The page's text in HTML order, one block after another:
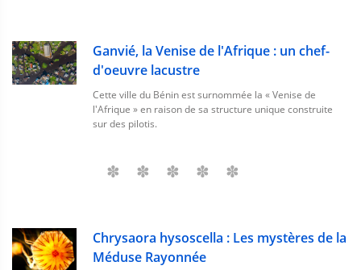
Ganvié, la Venise de l'Afrique : un chef-
d'oeuvre lacustre
Cette ville du Bénin est surnommée la « Venise de
l'Afrique » en raison de sa structure unique construite
sur des pilotis.
Chrysaora hysoscella : Les mystères de la
Méduse Rayonnée